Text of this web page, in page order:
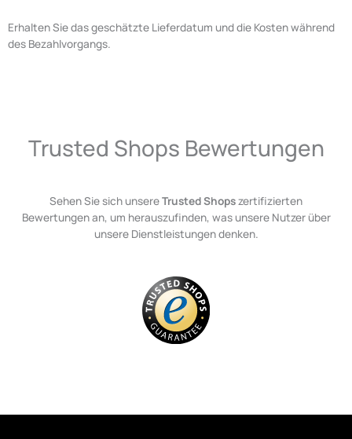
Erhalten Sie das geschätzte Lieferdatum und die Kosten während
des Bezahlvorgangs.
Trusted Shops Bewertungen
Sehen Sie sich unsereTrusted Shopszertifizierten
Bewertungen an, um herauszufinden, was unsere Nutzer über
unsere Dienstleistungen denken.